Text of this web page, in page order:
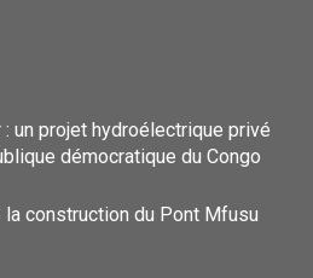
un projet hydroélectrique privé
démocratique du Congo
la construction du Pont Mfusu